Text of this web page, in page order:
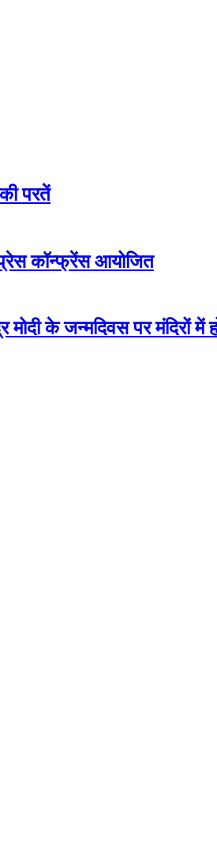
परतें
कॉन्फ्रेंस आयोजित
के जन्मदिवस पर मंदिरों में